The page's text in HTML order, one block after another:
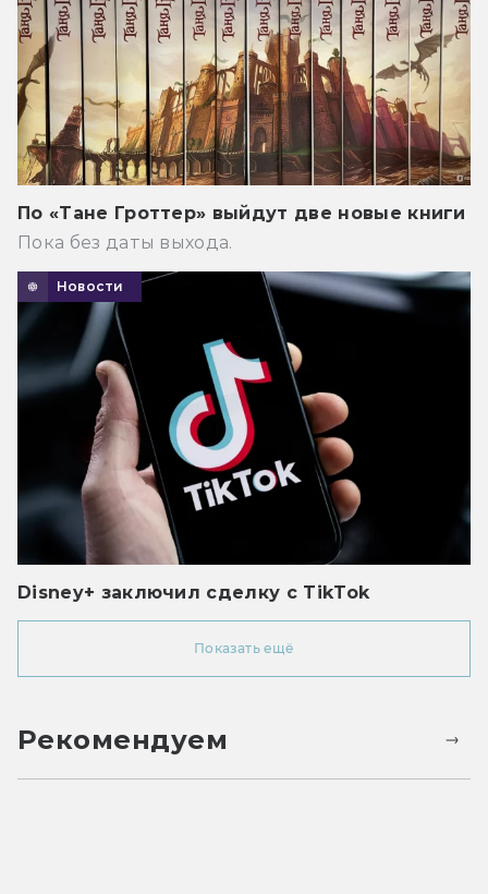
По «Тане Гроттер» выйдут две новые книги
Пока без даты выхода.
Новости
Disney+ заключил сделку с TikTok
Показать ещё
Рекомендуем